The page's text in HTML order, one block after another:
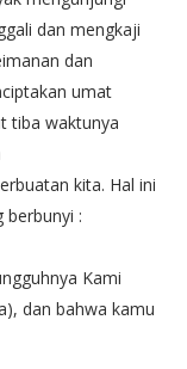
dan mengkaji
dan
umat
tiba waktunya
kita. Hal ini
berbunyi :
Kami
dan bahwa kamu